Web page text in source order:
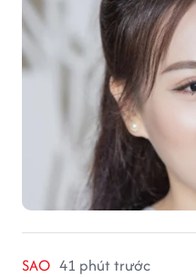
SAO 41 phút trước